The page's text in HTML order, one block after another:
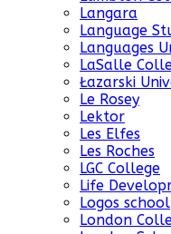
Langara
Language
Languages
LaSalle
Łazarski
Le Rosey
Lektor
Les Elfes
Les Roches
LGC College
Life
Logos school
London